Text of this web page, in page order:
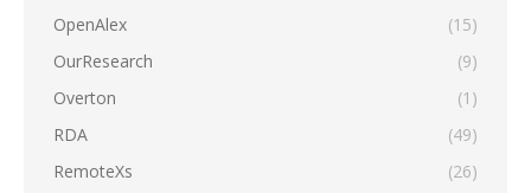
OpenAlex
(15)
OurResearch
(9)
Overton
(1)
RDA
(49)
RemoteXs
(26)